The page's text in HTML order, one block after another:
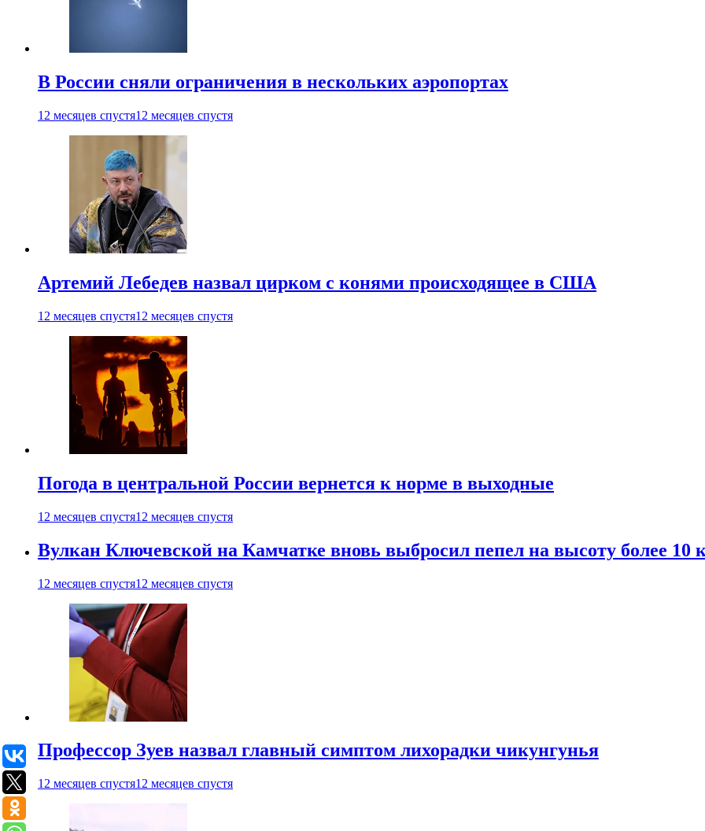
В России сняли ограничения в нескольких аэропортах
12 месяцев спустя12 месяцев спустя
Артемий Лебедев назвал цирком с конями происходящее в США
12 месяцев спустя12 месяцев спустя
Погода в центральной России вернется к норме в выходные
12 месяцев спустя12 месяцев спустя
Вулкан Ключевской на Камчатке вновь выбросил пепел на высоту более 10
12 месяцев спустя12 месяцев спустя
Профессор Зуев назвал главный симптом лихорадки чикунгунья
12 месяцев спустя12 месяцев спустя